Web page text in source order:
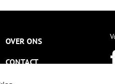
OVER ONS
CONTACT